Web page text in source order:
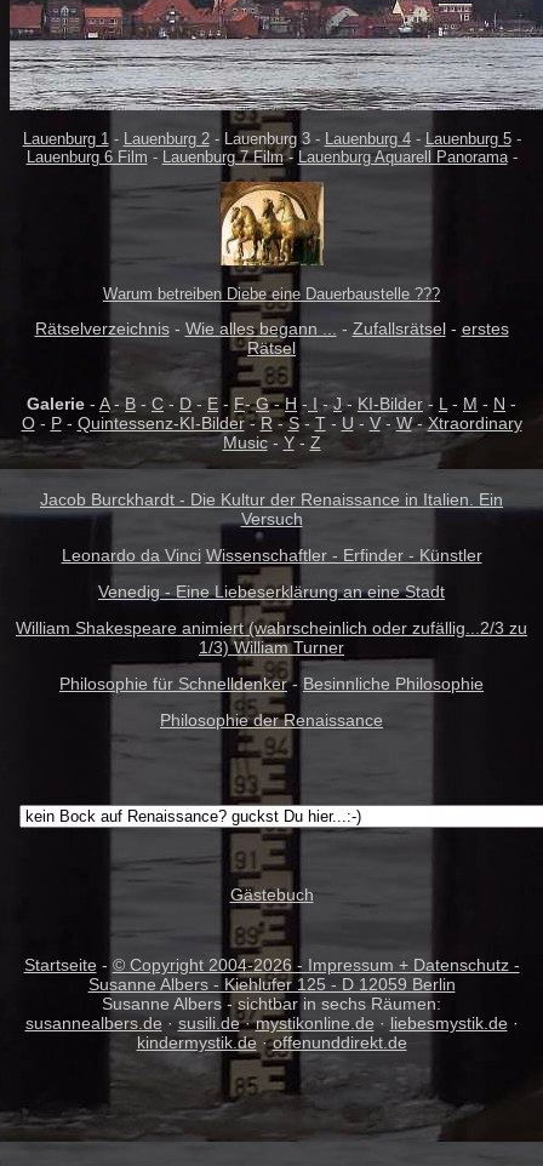
Lauenburg 1- Lauenburg 2- Lauenburg 3 - Lauenburg 4- Lauenburg 5-
Lauenburg 6 Film - Lauenburg 7 Film- Lauenburg Aquarell Panorama-
Warum betreiben Diebe eine Dauerbaustelle ???
Rätselverzeichnis- Wie alles begann ... - Zufallsrätsel- erstes
Rätsel
Galerie - A- B - C - D-E - F-G-H - I -J-KI-Bilder - L - M - N -
O- P- Quintessenz-KI-Bilder-R-S- T- U - V- W-Xtraordinary
Music- Y- Z
Jacob Burckhardt - Die Kultur der Renaissance in Italien. Ein
Versuch
Leonardo da Vinci Wissenschaftler - Erfinder - Künstler
Venedig - Eine Liebeserklärung an eine Stadt
William Shakespeare animiert (wahrscheinlich oder zufällig...2/3 zu
1/3) William Turner
Philosophie für Schnelldenker- Besinnliche Philosophie
Philosophie der Renaissance
Gästebuch
Startseite- © Copyright 2004-2026 - Impressum + Datenschutz -
Susanne Albers - Kiehlufer 125 - D 12059 Berlin
Susanne Albers - sichtbar in sechs Räumen:
susannealbers.de · susili.de·mystikonline.de · liebesmystik.de·
kindermystik.de ·offenunddirekt.de